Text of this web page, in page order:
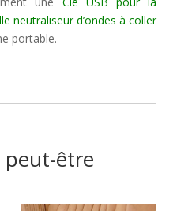
neutraliseur d’ondes à coller
portable.
peut-être